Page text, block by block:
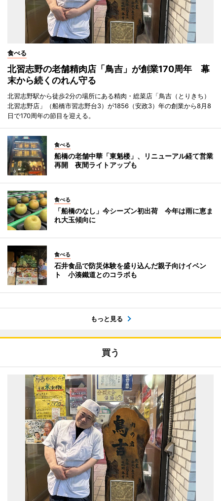
食べる
北習志野の老舗精肉店「鳥吉」が創業170周年 幕
末から続くのれん守る
北習志野駅から徒歩2分の場所にある精肉・総菜店「鳥吉（とりきち）
北習志野店」（船橋市習志野台3）が1856（安政3）年の創業から8月8
日で170周年の節目を迎える。
食べる
船橋の老舗中華「東魁楼」、リニューアル経て営業
再開 夜間ライトアップも
食べる
「船橋のなし」今シーズン初出荷 今年は雨に恵ま
れ大玉傾向に
食べる
石井食品で防災体験を盛り込んだ親子向けイベン
ト 小湊鐵道とのコラボも
もっと見る
買う